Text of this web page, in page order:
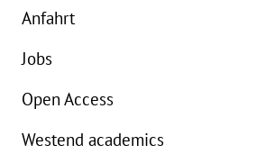
Anfahrt
Jobs
Open Access
Westend academics